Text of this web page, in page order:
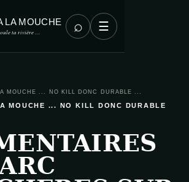
LA MOUCHE
ta rivière … ⌕ ☰
MOUCHE ... NO KILL DONC DURABLE ...
MOUCHE ... NO KILL DONC DURABLE